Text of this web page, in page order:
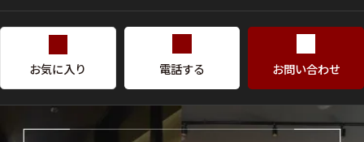
お気に入り 電話する お問い合わせ